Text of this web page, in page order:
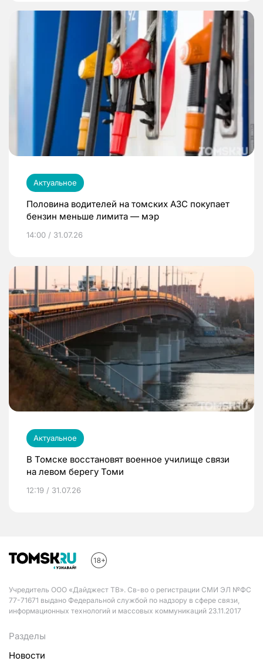
Актуальное
Половина водителей на томских АЗС покупает
бензин меньше лимита — мэр
14:00 / 31.07.26
Актуальное
В Томске восстановят военное училище связи
на левом берегу Томи
12:19 / 31.07.26
Учредитель ООО «Дайджест ТВ». Св-во о регистрации СМИ ЭЛ №ФС
77-71671 выдано Федеральной службой по надзору в сфере связи,
информационных технологий и массовых коммуникаций 23.11.2017
Разделы
Новости